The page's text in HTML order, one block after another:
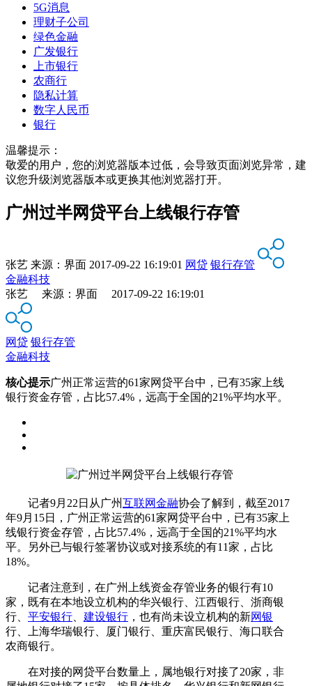
5G消息
理财子公司
绿色金融
广发银行
上市银行
农商行
隐私计算
数字人民币
银行
温馨提示：
敬爱的用户，您的浏览器版本过低，会导致页面浏览异常，建
议您升级浏览器版本或更换其他浏览器打开。
广州过半网贷平台上线银行存管
张艺 来源： 界面 2017-09-22 16:19:01 网贷 银行存管
金融科技
张艺 来源：界面 2017-09-22 16:19:01
网贷 银行存管
金融科技
核心提示广州正常运营的61家网贷平台中，已有35家上线
银行资金存管，占比57.4%，远高于全国的21%平均水平。
记者9月22日从广州互联网金融协会了解到，截至2017
年9月15日，广州正常运营的61家网贷平台中，已有35家上
线银行资金存管，占比57.4%，远高于全国的21%平均水
平。另外已与银行签署协议或对接系统的有11家，占比
18%。
记者注意到，在广州上线资金存管业务的银行有10
家，既有在本地设立机构的华兴银行、江西银行、浙商银
行、 平安银行 建设银行 ，也有尚未设立机构的新网银
行、上海华瑞银行、厦门银行、重庆富民银行、海口联合
农商银行。
在对接的网贷平台数量上，属地银行对接了20家，非